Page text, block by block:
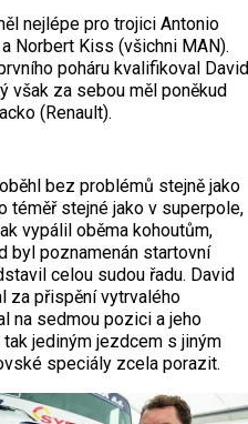
nejlépe pro trojici Antonio
Norbert Kiss (všichni MAN).
poháru kvalifikoval David
však za sebou měl poněkud
(Renault).
bez problémů stejně jako
téměř stejné jako v superpole,
vypálil oběma kohoutům,
byl poznamenán startovní
celou sudou řadu. David
za přispění vytrvalého
na sedmou pozici a jeho
jediným jezdcem s jiným
speciály zcela porazit.